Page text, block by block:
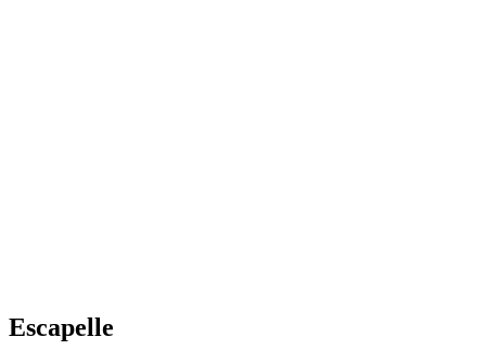
Escapelle